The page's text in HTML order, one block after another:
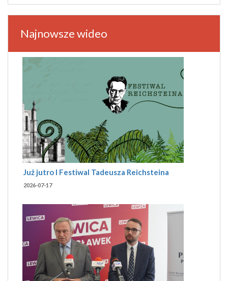
Najnowsze wideo
Już jutro I Festiwal Tadeusza Reichsteina
2026-07-17